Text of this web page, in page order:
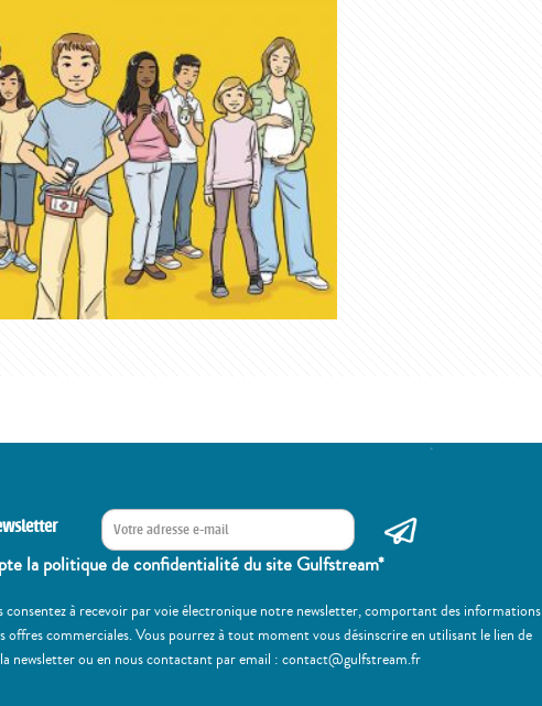
la politique de confidentialité du site Gulfstream*
consentez à recevoir par voie électronique notre newsletter, comportant des informations
commerciales. Vous pourrez à tout moment vous désinscrire en utilisant le lien de
newsletter ou en nous contactant par email : contact@gulfstream.fr